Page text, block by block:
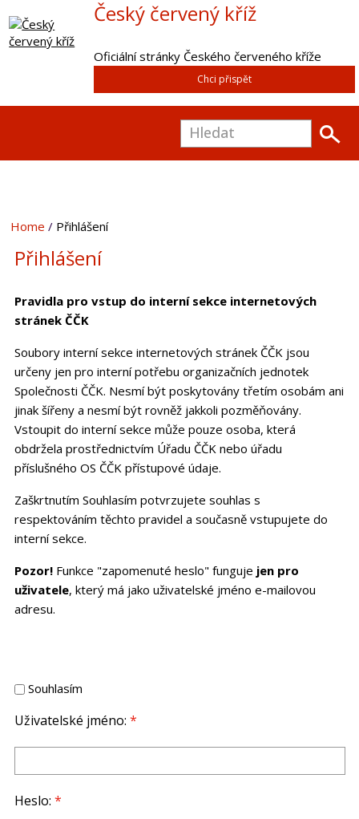
Český červený kříž
Oficiální stránky Českého červeného kříže
Chci přispět
Home Přihlášení
Přihlášení
Pravidla pro vstup do interní sekce internetových
stránek ČČK
Soubory interní sekce internetových stránek ČČK jsou
určeny jen pro interní potřebu organizačních jednotek
Společnosti ČČK. Nesmí být poskytovány třetím osobám ani
jinak šířeny a nesmí být rovněž jakkoli pozměňovány.
Vstoupit do interní sekce může pouze osoba, která
obdržela prostřednictvím Úřadu ČČK nebo úřadu
příslušného OS ČČK přístupové údaje.
Zaškrtnutím Souhlasím potvrzujete souhlas s
respektováním těchto pravidel a současně vstupujete do
interní sekce.
Pozor!Funkce "zapomenuté heslo" funguje jen pro
uživatele, který má jako uživatelské jméno e-mailovou
adresu.
Souhlasím
Uživatelské jméno: *
Heslo: *